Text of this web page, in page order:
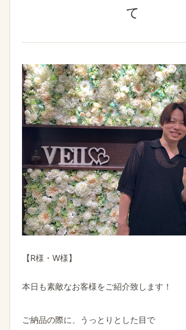
て
【R様・W様】
本日も素敵なお客様をご紹介致します！
ご納品の際に、うっとりとした目で